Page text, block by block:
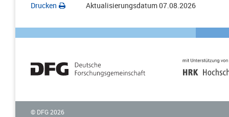
Drucken Aktualisierungsdatum07.08.2026
© DFG 2026